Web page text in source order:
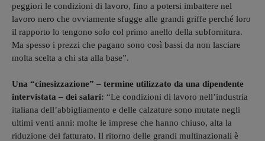
peggiori le condizioni di lavoro, fino a potersi imbattere nel
lavoro nero che ovviamente sfugge alle grandi griffe perché loro
il rapporto lo tengono solo col primo anello della subfornitura.
Ma spesso i prezzi che pagano sono così bassi da non lasciare
molta scelta a chi sta alla base”.
Una “cinesizzazione” – termine utilizzato da una dipendente
intervistata – dei salari: “Le condizioni di lavoro nell’industria
italiana dell’abbigliamento e delle calzature sono mutate negli
ultimi venti anni: molte le imprese che hanno chiuso, alta la
riduzione del fatturato. Il ritorno delle grandi multinazionali è